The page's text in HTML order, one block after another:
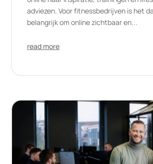
adviezen. Voor fitnessbedrijven is het
belangrijk om online zichtbaar en...
read more